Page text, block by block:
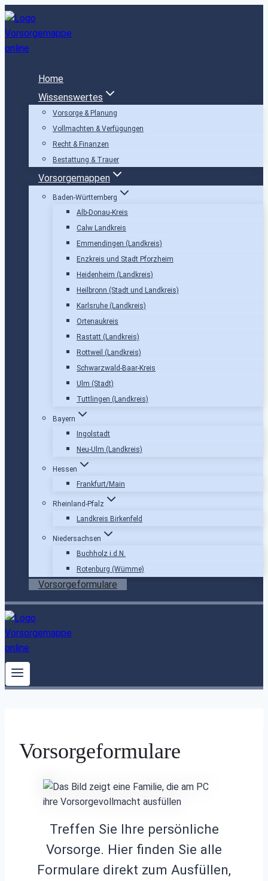
Zum
Inhalt
springen
Home
Wissenswertes
Vorsorge & Planung
Vollmachten & Verfügungen
Recht & Finanzen
Bestattung & Trauer
Vorsorgemappen
Baden-Württemberg
Alb-Donau-Kreis
Calw Landkreis
Emmendingen (Landkreis)
Enzkreis und Stadt Pforzheim
Heidenheim (Landkreis)
Heilbronn (Stadt und Landkreis)
Karlsruhe (Landkreis)
Ortenaukreis
Rastatt (Landkreis)
Rottweil (Landkreis)
Schwarzwald-Baar-Kreis
Ulm (Stadt)
Tuttlingen (Landkreis)
Bayern
Ingolstadt
Neu-Ulm (Landkreis)
Hessen
Frankfurt/Main
Rheinland-Pfalz
Landkreis Birkenfeld
Niedersachsen
Buchholz i.d.N.
Rotenburg (Wümme)
Vorsorgeformulare
Vorsorgeformulare
Treffen Sie Ihre persönliche
Vorsorge. Hier finden Sie alle
Formulare direkt zum Ausfüllen,